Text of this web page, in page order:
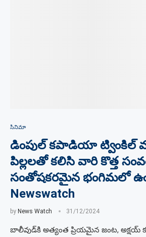
సినిమా
డింపుల్ కపాడియా ట్వింకిల్
పిల్లలతో కలిసి వారి కొత్త
సంతోషకరమైన భంగిమలో
Newswatch
by News Watch 31/12/2024
బాలీవుడ్‌కి అత్యంత ప్రియమైన జంట, అక్షయ్